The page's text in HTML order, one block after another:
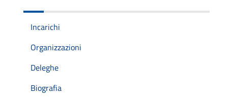
Incarichi
Organizzazioni
Deleghe
Biografia